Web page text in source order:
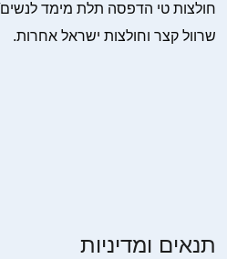
חולצות טי הדפסה תלת מימד
שרוול קצר וחולצות ישראל אחרות.
תנאים ומדיניות